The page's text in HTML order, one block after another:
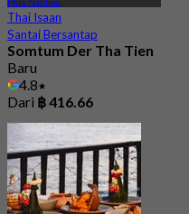
Thai Isaan
Santai Bersantap
Somtum Der Tha Tien
Baru
4.8
Dari ฿ 416.66